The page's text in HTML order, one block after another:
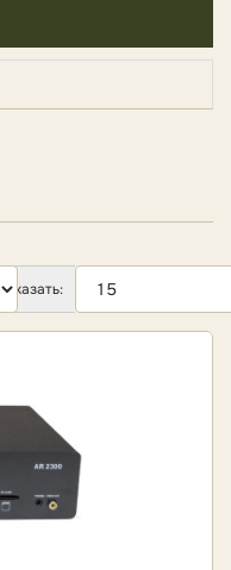
Показать: